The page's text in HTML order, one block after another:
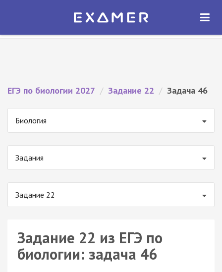
Экзамер — ЕГЭ 2027
ОТКРЫТЬ
ЕГЭ по биологии 2027 / Задание 22 / Задача 46
Биология
Задания
Задание 22
Задание 22 из ЕГЭ по
биологии: задача 46